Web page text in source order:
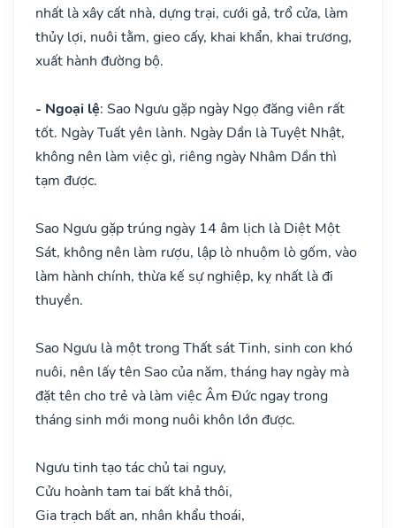
nhất là xây cất nhà, dựng trại, cưới gả, trổ cửa, làm
thủy lợi, nuôi tằm, gieo cấy, khai khẩn, khai trương,
xuất hành đường bộ.
- Ngoại lệ: Sao Ngưu gặp ngày Ngọ đăng viên rất
tốt. Ngày Tuất yên lành. Ngày Dần là Tuyệt Nhật,
không nên làm việc gì, riêng ngày Nhâm Dần thì
tạm được.
Sao Ngưu gặp trúng ngày 14 âm lịch là Diệt Một
Sát, không nên làm rượu, lập lò nhuộm lò gốm, vào
làm hành chính, thừa kế sự nghiệp, kỵ nhất là đi
thuyền.
Sao Ngưu là một trong Thất sát Tinh, sinh con khó
nuôi, nên lấy tên Sao của năm, tháng hay ngày mà
đặt tên cho trẻ và làm việc Âm Đức ngay trong
tháng sinh mới mong nuôi khôn lớn được.
Ngưu tinh tạo tác chủ tai nguy,
Cửu hoành tam tai bất khả thôi,
Gia trạch bất an, nhân khẩu thoái,